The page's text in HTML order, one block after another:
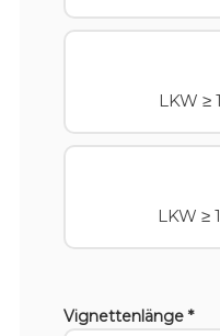
LKW ≥
LKW ≥
Vignettenlänge *